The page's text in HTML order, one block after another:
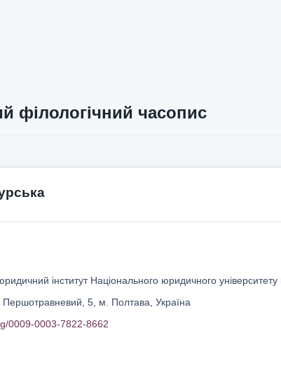
філологічний часопис
інститут Національного юридичного
5, м. Полтава, Україна
0009-0003-7822-8662